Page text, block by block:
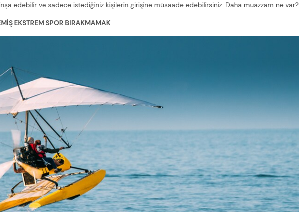
edebilir ve sadece istediğiniz kişilerin girişine müsaade edebilirsiniz. Daha muazzam ne var?
EKSTREM SPOR BIRAKMAMAK